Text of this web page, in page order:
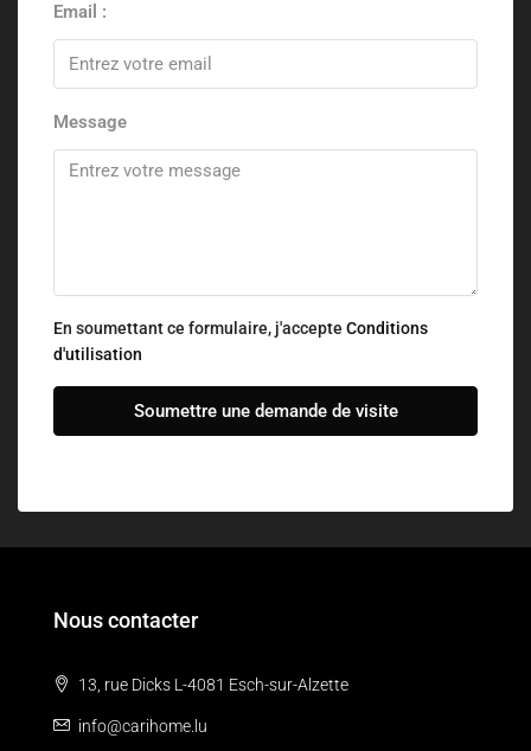
Email :
Message
En soumettant ce formulaire, j'accepte Conditions
d'utilisation
Soumettre une demande de visite
Nous contacter
13, rue Dicks L-4081 Esch-sur-Alzette
info@carihome.lu